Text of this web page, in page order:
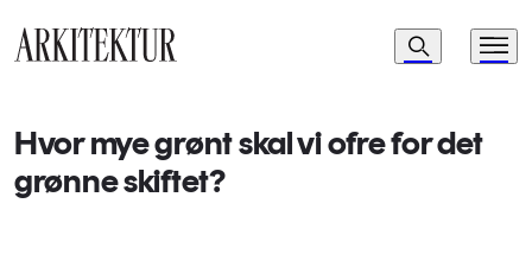
Navigasjon
Søk Meny
Hvor mye grønt skal vi ofre for det
grønne skiftet?